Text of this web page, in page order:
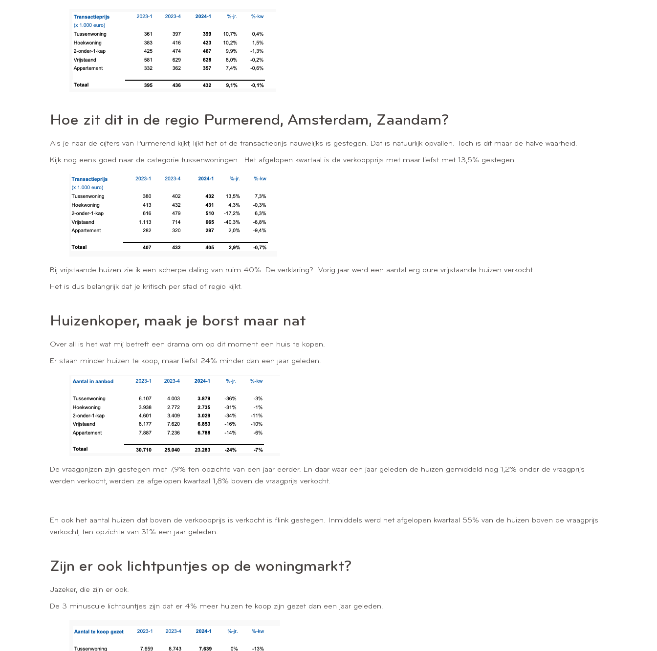
Hoe zit dit in de regio Purmerend, Amsterdam, Zaandam?
Als je naar de cijfers van Purmerend kijkt, lijkt het of de transactieprijs nauwelijks is gestegen. Dat is natuurlijk opvallen. Toch is dit maar de halve waarheid.
Kijk nog eens goed naar de categorie tussenwoningen. Het afgelopen kwartaal is de verkoopprijs met maar liefst met 13,5% gestegen.
Bij vrijstaande huizen zie ik een scherpe daling van ruim 40%. De verklaring? Vorig jaar werd een aantal erg dure vrijstaande huizen verkocht.
Het is dus belangrijk dat je kritisch per stad of regio kijkt.
Huizenkoper, maak je borst maar nat
Over all is het wat mij betreft een drama om op dit moment een huis te kopen.
Er staan minder huizen te koop, maar liefst 24% minder dan een jaar geleden.
De vraagprijzen zijn gestegen met 7,9% ten opzichte van een jaar eerder. En daar waar een jaar geleden de huizen gemiddeld nog 1,2% onder de vraagprijs
werden verkocht, werden ze afgelopen kwartaal 1,8% boven de vraagprijs verkocht.
En ook het aantal huizen dat boven de verkoopprijs is verkocht is flink gestegen. Inmiddels werd het afgelopen kwartaal 55% van de huizen boven de vraagprijs
verkocht, ten opzichte van 31% een jaar geleden.
Zijn er ook lichtpuntjes op de woningmarkt?
Jazeker, die zijn er ook.
De 3 minuscule lichtpuntjes zijn dat er 4% meer huizen te koop zijn gezet dan een jaar geleden.